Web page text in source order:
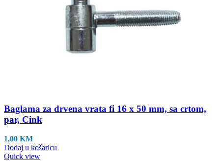
Baglama za drvena vrata fi 16 x 50 mm, sa crtom,
par, Cink
1,00 KM
Dodaj u košaricu
Quick view